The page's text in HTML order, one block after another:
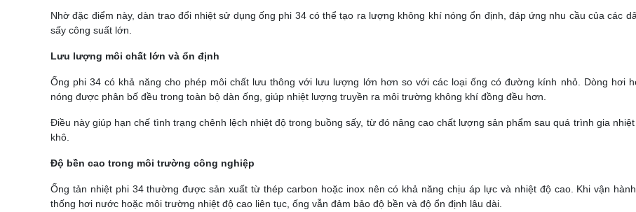
Nhờ đặc điểm này, dàn trao đổi nhiệt sử dụng ống phi 34 có thể tạo ra lượng không khí nóng ổn định, đáp ứng nhu cầu của các
sấy công suất lớn.
Lưu lượng môi chất lớn và ổn định
Ống phi 34 có khả năng cho phép môi chất lưu thông với lưu lượng lớn hơn so với các loại ống có đường kính nhỏ. Dòng hơi
nóng được phân bố đều trong toàn bộ dàn ống, giúp nhiệt lượng truyền ra môi trường không khí đồng đều hơn.
Điều này giúp hạn chế tình trạng chênh lệch nhiệt độ trong buồng sấy, từ đó nâng cao chất lượng sản phẩm sau quá trình gia
khô.
Độ bền cao trong môi trường công nghiệp
Ống tản nhiệt phi 34 thường được sản xuất từ thép carbon hoặc inox nên có khả năng chịu áp lực và nhiệt độ cao. Khi vận
thống hơi nước hoặc môi trường nhiệt độ cao liên tục, ống vẫn đảm bảo độ bền và độ ổn định lâu dài.